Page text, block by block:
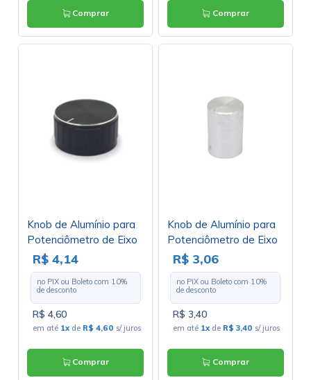
Comprar Comprar
Knob de Alumínio para
Potenciômetro de Eixo
Estriado - A30x17 -
Preto
R$ 4,14
no PIX ou Boleto com 10%
de desconto
R$ 4,60
em até 1x de R$ 4,60 s/ juros
Comprar
Knob de Alumínio para
Potenciômetro de Eixo
Estriado - B10X15 -
Cromado
R$ 3,06
no PIX ou Boleto com 10%
de desconto
R$ 3,40
em até 1x de R$ 3,40 s/ juros
Comprar